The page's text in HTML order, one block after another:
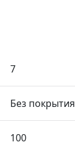
7
Без покрытия
100